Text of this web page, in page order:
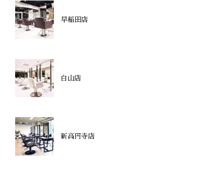
早稲田店
白山店
新高円寺店